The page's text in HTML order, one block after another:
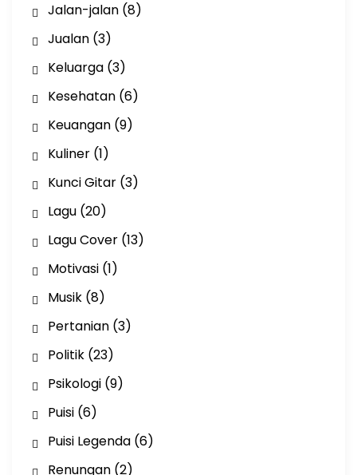
Jalan-jalan(8)
Jualan(3)
Keluarga(3)
Kesehatan(6)
Keuangan(9)
Kuliner(1)
Kunci Gitar(3)
Lagu(20)
Lagu Cover(13)
Motivasi(1)
Musik(8)
Pertanian(3)
Politik(23)
Psikologi(9)
Puisi(6)
Puisi Legenda(6)
Renungan(2)